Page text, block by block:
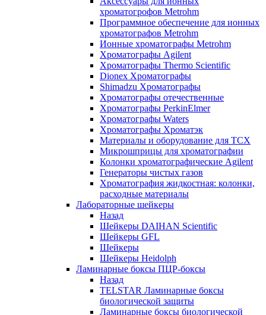
хроматогрофов Metrohm
Программное обеспечение для ионных
хроматографов Metrohm
Ионные хроматографы Metrohm
Хроматографы Agilent
Хроматографы Thermo Scientific
Dionex Хроматографы
Shimadzu Хроматографы
Хроматографы отечественные
Хроматографы PerkinElmer
Хроматографы Waters
Хроматографы Хроматэк
Материалы и оборудование для ТСХ
Микрошприцы для хроматографии
Колонки хроматографические Agilent
Генераторы чистых газов
Хроматография жидкостная: колонки,
расходные материалы
Лабораторные шейкеры
Назад
Шейкеры DAIHAN Scientific
Шейкеры GFL
Шейкеры
Шейкеры Heidolph
Ламинарные боксы ПЦР-боксы
Назад
TELSTAR Ламинарные боксы
биологической защиты
Ламинарные боксы биологической